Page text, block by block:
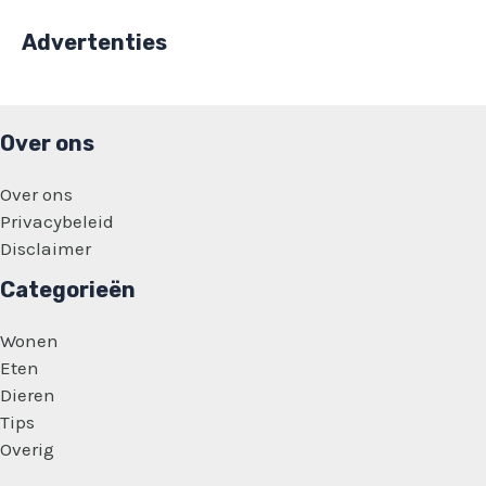
Advertenties
Over ons
Over ons
Privacybeleid
Disclaimer
Categorieën
Wonen
Eten
Dieren
Tips
Overig